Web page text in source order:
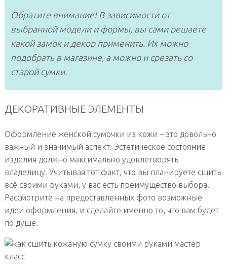
Обратите внимание! В зависимости от
выбранной модели и формы, вы сами решаете
какой замок и декор применить. Их можно
подобрать в магазине, а можно и срезать со
старой сумки.
ДЕКОРАТИВНЫЕ ЭЛЕМЕНТЫ
Оформление женской сумочки из кожи – это довольно
важный и значимый аспект. Эстетическое состояние
изделия должно максимально удовлетворять
владелицу. Учитывая тот факт, что вы планируете сшить
всё своими руками, у вас есть преимущество выбора.
Рассмотрите на предоставленных фото возможные
идеи оформления, и сделайте именно то, что вам будет
по душе.